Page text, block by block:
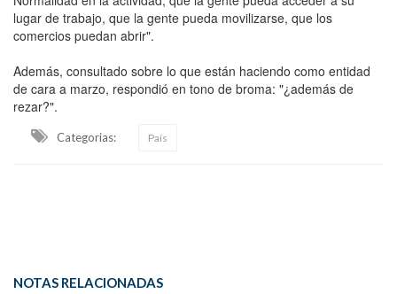
lugar de trabajo, que la gente pueda movilizarse, que los
comercios puedan abrir".
Además, consultado sobre lo que están haciendo como entidad
de cara a marzo, respondió en tono de broma: "¿además de
rezar?".
Categorias: País
NOTAS RELACIONADAS